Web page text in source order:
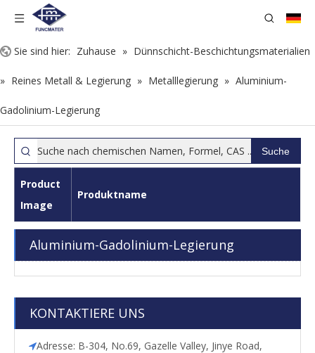
Sie sind hier: Zuhause » Dünnschicht-Beschichtungsmaterialien
» Reines Metall & Legierung » Metalllegierung » Aluminium-
Gadolinium-Legierung
Suche
Product
Image
Produktname
Aluminium-Gadolinium-Legierung
KONTAKTIERE UNS
Adresse: B-304, No.69, Gazelle Valley, Jinye Road,